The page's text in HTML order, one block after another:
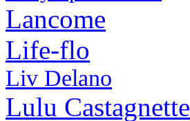
Lancome
Life-flo
Liv Delano
Lulu Castagnette